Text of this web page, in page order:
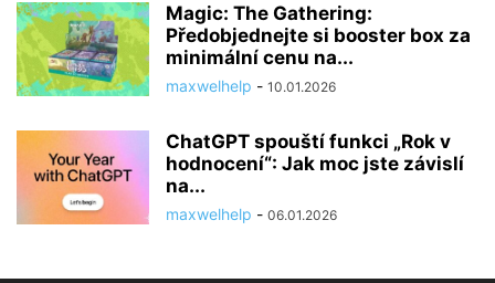
Magic: The Gathering:
Předobjednejte si booster box za
minimální cenu na...
maxwelhelp - 10.01.2026
ChatGPT spouští funkci „Rok v
hodnocení“: Jak moc jste závislí
na...
maxwelhelp - 06.01.2026